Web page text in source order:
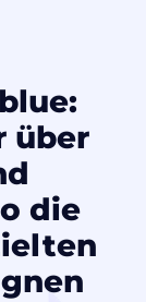
über
die